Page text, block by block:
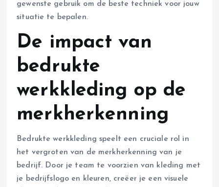
gewenste gebruik om de beste techniek voor jouw
situatie te bepalen.
De impact van
bedrukte
werkkleding op de
merkherkenning
Bedrukte werkkleding speelt een cruciale rol in
het vergroten van de merkherkenning van je
bedrijf. Door je team te voorzien van kleding met
je bedrijfslogo en kleuren, creëer je een visuele